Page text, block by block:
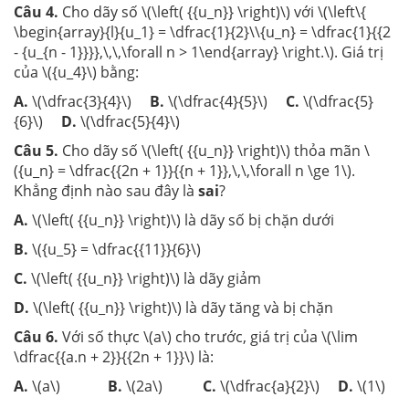
Câu 4. Cho dãy số \(\left( {{u_n}} \right)\) với \(\left\{
\begin{array}{l}{u_1} = \dfrac{1}{2}\\{u_n} = \dfrac{1}{{2
- {u_{n - 1}}}},\,\,\forall n > 1\end{array} \right.\). Giá trị
của \({u_4}\) bằng:
A. \(\dfrac{3}{4}\) B. \(\dfrac{4}{5}\) C. \(\dfrac{5}
{6}\) D. \(\dfrac{5}{4}\)
Câu 5. Cho dãy số \(\left( {{u_n}} \right)\) thỏa mãn \
({u_n} = \dfrac{{2n + 1}}{{n + 1}},\,\,\forall n \ge 1\).
Khẳng định nào sau đây là sai?
A. \(\left( {{u_n}} \right)\) là dãy số bị chặn dưới
B. \({u_5} = \dfrac{{11}}{6}\)
C. \(\left( {{u_n}} \right)\) là dãy giảm
D. \(\left( {{u_n}} \right)\) là dãy tăng và bị chặn
Câu 6. Với số thực \(a\) cho trước, giá trị của \(\lim
\dfrac{{a.n + 2}}{{2n + 1}}\) là:
A. \(a\) B. \(2a\) C. \(\dfrac{a}{2}\) D. \(1\)